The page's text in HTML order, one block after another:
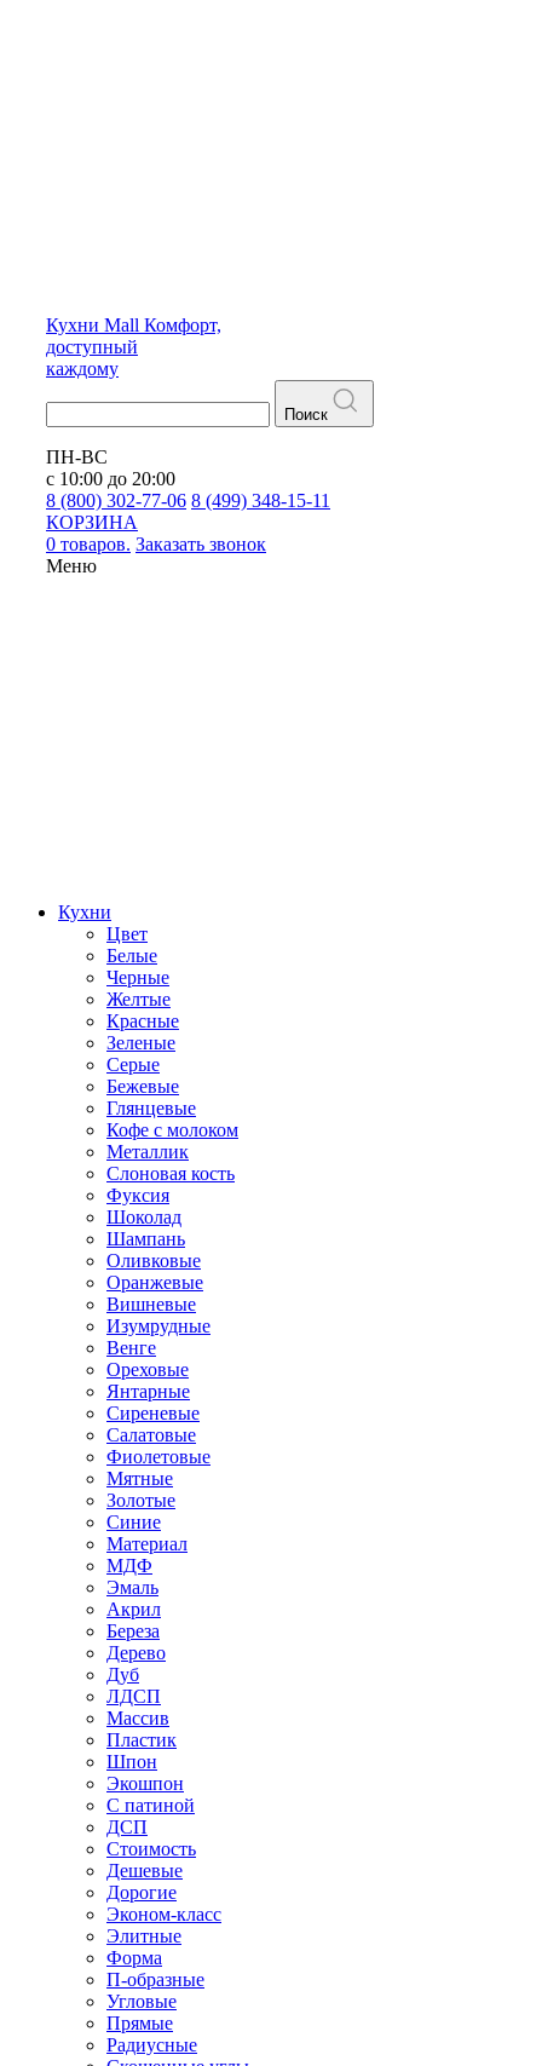
Кухни Mall Комфорт,
доступный
каждому
Поиск
ПН-ВС
с 10:00 до 20:00
8 (800) 302-77-06 8 (499) 348-15-11
КОРЗИНА
0 товаров. Заказать звонок
Меню
Кухни
Цвет
Белые
Черные
Желтые
Красные
Зеленые
Серые
Бежевые
Глянцевые
Кофе с молоком
Металлик
Слоновая кость
Фуксия
Шоколад
Шампань
Оливковые
Оранжевые
Вишневые
Изумрудные
Венге
Ореховые
Янтарные
Сиреневые
Салатовые
Фиолетовые
Мятные
Золотые
Синие
Материал
МДФ
Эмаль
Акрил
Береза
Дерево
Дуб
ЛДСП
Массив
Пластик
Шпон
Экошпон
С патиной
ДСП
Стоимость
Дешевые
Дорогие
Эконом-класс
Элитные
Форма
П-образные
Угловые
Прямые
Радиусные